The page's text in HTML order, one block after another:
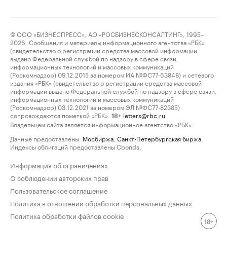
© ООО «БИЗНЕСПРЕСС», АО «РОСБИЗНЕСКОНСАЛТИНГ», 1995–
2026. Сообщения и материалы информационного агентства «РБК»
(свидетельство о регистрации средства массовой информации
выдано Федеральной службой по надзору в сфере связи,
информационных технологий и массовых коммуникаций
(Роскомнадзор) 09.12.2015 за номером ИА №ФС77-63848) и сетевого
издания «РБК» (свидетельство о регистрации средства массовой
информации выдано Федеральной службой по надзору в сфере связи,
информационных технологий и массовых коммуникаций
(Роскомнадзор) 03.12.2021 за номером ЭЛ №ФС77-82385)
сопровождаются пометкой «РБК».
18+ letters@rbc.ru
Владельцем сайта является информационное агентство «РБК».
Данные предоставлены: Мосбиржа Санкт-Петербургская биржа
Индексы облигаций предоставлены Cbonds.
Информация об ограничениях
О соблюдении авторских прав
Пользовательское соглашение
Политика в отношении обработки персональных данных
Политика обработки файлов cookie
18+